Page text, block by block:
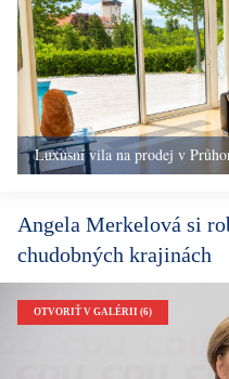
Luxusní vila na prodej v
Angela Merkelová si
chudobných krajinách
OTVORIŤ V GALÉRII (6)